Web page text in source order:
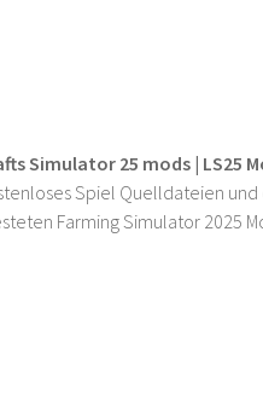
Simulator 25 mods | LS25
Spiel Quelldateien
Farming Simulator 2025